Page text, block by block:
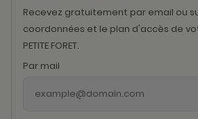
Recevez gratuitement par email ou
coordonnées et le plan d'accès de
PETITE FORET.
Par mail